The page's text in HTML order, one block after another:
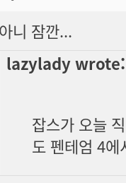
아니 잠깐...
lazylady wrote:
잡스가 오늘
도 펜테엄 4에